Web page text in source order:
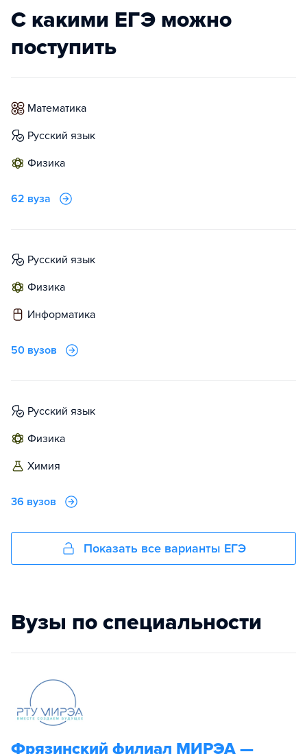
С какими ЕГЭ можно
поступить
математика
русский язык
физика
62 вуза
русский язык
физика
информатика
50 вузов
русский язык
физика
химия
36 вузов
Показать все варианты ЕГЭ
Вузы по специальности
Фрязинский филиал МИРЭА —